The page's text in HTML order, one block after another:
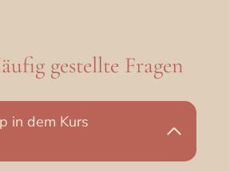
gestellte Fragen
in dem Kurs